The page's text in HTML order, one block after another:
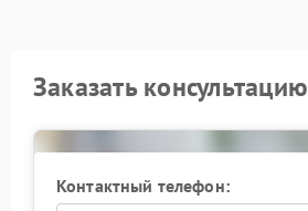
Заказать консультацию
Контактный телефон: